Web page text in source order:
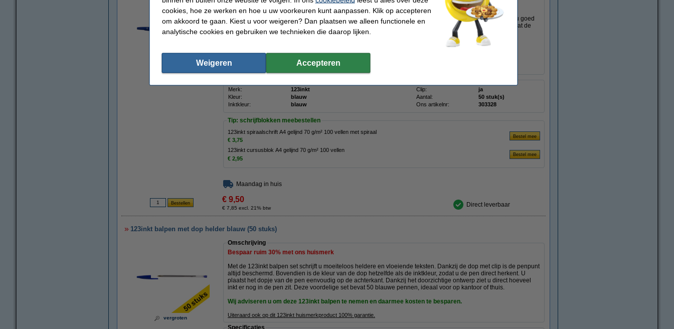
Bespaar bijna 35%met ons huismerk
De 123inkt balpen met dop schrijft soepel en duidelijk met blauwe inkt. De behuizing is transparant, zodat u goed
kunt zien wanneer de inkt op is. U gebruikt de dop om de punt van de balpen af te dekken. Zo voorkomt u dat de
pen uitdroogt en dat stof of ander vuil de schrijfkwaliteit beïnvloedt. De dop past voor het gemak ook op de
Wij adviseren u om deze 123inkt balpen te nemen en daarmee kosten te besparen.
Uiteraard ook op dit 123inkt huismerkproduct 100% garantie.
Merk: 123inkt Clip:
ja
Kleur:
blauw Aantal:
50 stuk(s)
Inktkleur:
blauw Ons artikelnr: 303328
Tip: schrijfblokken meebestellen
123inkt spiraalschrift A4 gelijnd 70 g/m² 100 vellen met spiraal
€ 3,75
123inkt cursusblok A4 gelijnd 70 g/m² 100 vellen
€ 2,95
Maandag in huis
€ 9,50
€ 7,85 excl. 21% btw Direct leverbaar
123inkt balpen met dop helder blauw (50 stuks)
vergroten
Omschrijving
Bespaar ruim 30% met ons huismerk
Met de 123inkt balpen set schrijft u moeiteloos heldere en vloeiende teksten. Dankzij de dop met clip is de penpunt
altijd beschermd. Bovendien is de kleur van de dop hetzelfde als de inktkleur, zodat u de pen direct herkent. U
plaatst het dopje van de pen eenvoudig op de achterkant. Dankzij het doorzichtige ontwerp ziet u direct hoeveel
inkt er nog in de pen zit. Deze voordelige set bevat 50 blauwe pennen, ideaal voor op kantoor of thuis.
Wij adviseren u om deze 123inkt balpen te nemen en daarmee kosten te besparen.
Uiteraard ook op dit 123inkt huismerkproduct 100% garantie.
Specificaties
cookies, hoe ze werken en hoe u uw voorkeuren kunt aanpassen. Klik op accepteren
om akkoord te gaan. Kiest u voor weigeren? Dan plaatsen we alleen functionele en
analytische cookies en gebruiken we technieken die daarop lijken.
Weigeren Accepteren